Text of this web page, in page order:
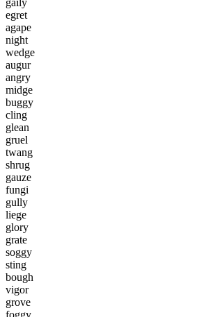
egret
agape
night
wedge
augur
angry
midge
buggy
cling
glean
gruel
twang
shrug
gauze
fungi
gully
liege
glory
grate
soggy
sting
bough
vigor
grove
foggy